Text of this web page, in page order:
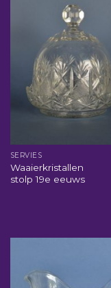
SERVIES
Waaierkristallen
stolp 19e eeuws